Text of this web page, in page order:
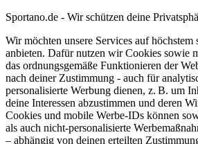
Sportano.de - Wir schützen deine
Wir möchten unsere Services auf
anbieten. Dafür nutzen wir Cookies sowie
das ordnungsgemäße Funktionieren der
nach deiner Zustimmung - auch für
personalisierte Werbung dienen, z. B. um
deine Interessen abzustimmen und deren
Cookies und mobile Werbe-IDs können
als auch nicht-personalisierte
– abhängig von deinen erteilten